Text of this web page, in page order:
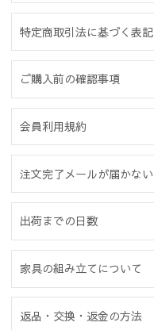
特定商取引法に基づく表記
ご購入前の確認事項
会員利用規約
注文完了メールが届かない
出荷までの日数
家具の組み立てについて
返品・交換・返金の方法